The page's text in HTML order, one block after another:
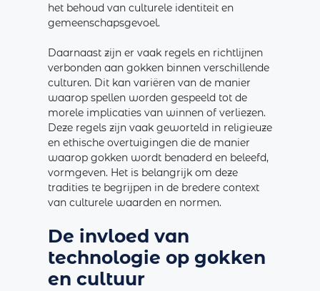
het behoud van culturele identiteit en
gemeenschapsgevoel.
Daarnaast zijn er vaak regels en richtlijnen
verbonden aan gokken binnen verschillende
culturen. Dit kan variëren van de manier
waarop spellen worden gespeeld tot de
morele implicaties van winnen of verliezen.
Deze regels zijn vaak geworteld in religieuze
en ethische overtuigingen die de manier
waarop gokken wordt benaderd en beleefd,
vormgeven. Het is belangrijk om deze
tradities te begrijpen in de bredere context
van culturele waarden en normen.
De invloed van
technologie op gokken
en cultuur